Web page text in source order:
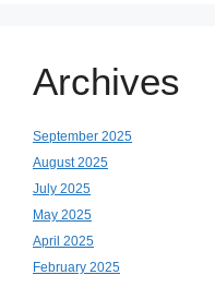
Archives
September 2025
August 2025
July 2025
May 2025
April 2025
February 2025